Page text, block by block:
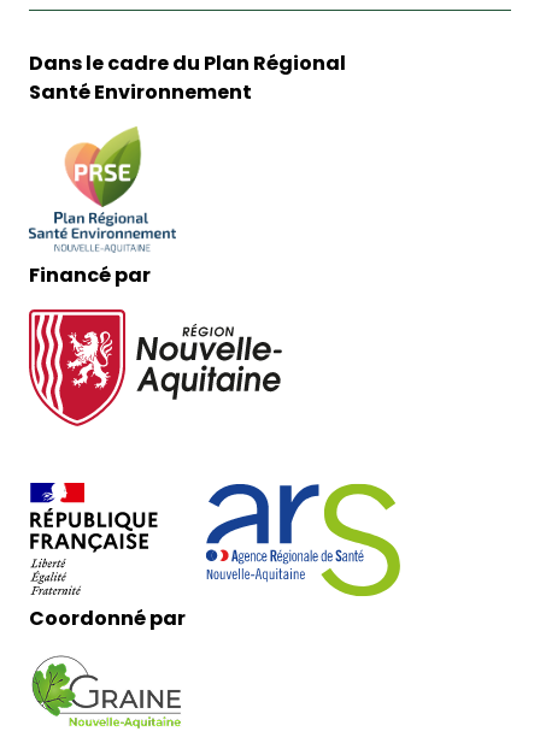
Dans le cadre du Plan Régional
Santé Environnement
Financé par
Coordonné par